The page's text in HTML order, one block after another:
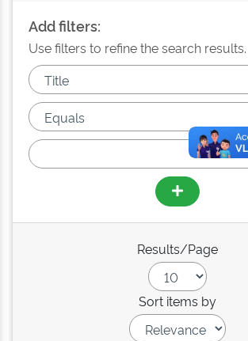
Add filters:
Use filters to refine the search results.
Results/Page
Sort items by